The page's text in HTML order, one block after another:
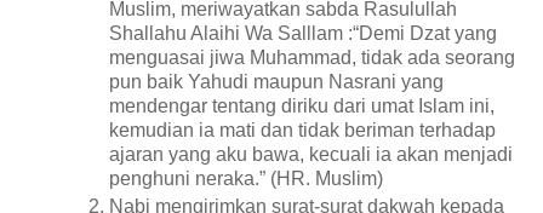
Muslim, meriwayatkan sabda Rasulullah
Shallahu Alaihi Wa Salllam :“Demi Dzat yang
menguasai jiwa Muhammad, tidak ada seorang
pun baik Yahudi maupun Nasrani yang
mendengar tentang diriku dari umat Islam ini,
kemudian ia mati dan tidak beriman terhadap
ajaran yang aku bawa, kecuali ia akan menjadi
penghuni neraka.” (HR. Muslim)
Nabi mengirimkan surat-surat dakwah kepada